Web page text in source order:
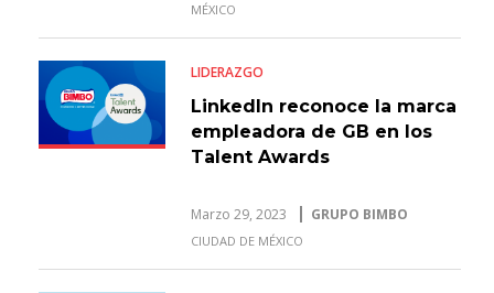
MÉXICO
LIDERAZGO
LinkedIn reconoce la marca
empleadora de GB en los
Talent Awards
Marzo 29, 2023 GRUPO BIMBO
CIUDAD DE MÉXICO